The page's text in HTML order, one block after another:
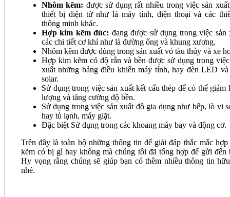
Nhôm kẽm: được sử dụng rất nhiều trong việc sản
thiết bị điện tử như là máy tính, điện thoại và các
thông minh khác.
Hợp kim kẽm đúc: đang được sử dụng trong việc sản
các chi tiết cơ khí như là đường ống và khung xương.
Nhôm kẽm được dùng trong sản xuất vỏ tàu thủy và xe
Hợp kim kẽm có độ rắn và bền được sử dụng trong việc
xuất những bảng điều khiển máy tính, hay đèn LED và
solar.
Sử dụng trong việc sản xuất kết cấu thép để có thể giảm
lượng và tăng cường độ bền.
Sử dụng trong việc sản xuất đồ gia dụng như bếp, lò vi
hay tủ lạnh, máy giặt.
Đặc biệt Sử dụng trong các khoang máy bay và động cơ.
Trên đây là toàn bộ những thông tin để giải đáp thắc mắc
kẽm có bị gỉ hay không mà chúng tôi đã tổng hợp để gửi đến
Hy vọng rằng chúng sẽ giúp bạn có thêm nhiều thông tin
nhé.